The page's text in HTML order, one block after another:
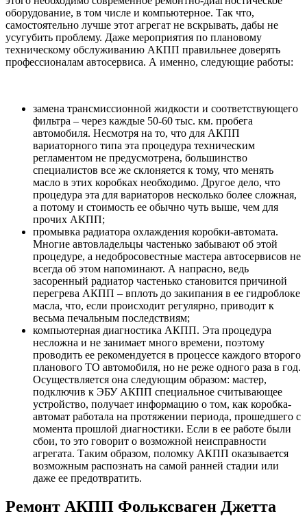
оборудование, в том числе и компьютерное. Так что,
самостоятельно лучше этот агрегат не вскрывать, дабы не
усугубить проблему. Даже мероприятия по плановому
техническому обслуживанию АКПП правильнее доверять
профессионалам автосервиса. А именно, следующие работы:
замена трансмиссионной жидкости и соответствующего
фильтра – через каждые 50-60 тыс. км. пробега
автомобиля. Несмотря на то, что для АКПП
вариаторного типа эта процедура техническим
регламентом не предусмотрена, большинство
специалистов все же склоняется к тому, что менять
масло в этих коробках необходимо. Другое дело, что
процедура эта для вариаторов несколько более сложная,
а потому и стоимость ее обычно чуть выше, чем для
прочих АКПП;
промывка радиатора охлаждения коробки-автомата.
Многие автовладельцы частенько забывают об этой
процедуре, а недобросовестные мастера автосервисов не
всегда об этом напоминают. А напрасно, ведь
засоренный радиатор частенько становится причиной
перегрева АКПП – вплоть до закипания в ее гидроблоке
масла, что, если происходит регулярно, приводит к
весьма печальным последствиям;
компьютерная диагностика АКПП. Эта процедура
несложна и не занимает много времени, поэтому
проводить ее рекомендуется в процессе каждого второго
планового ТО автомобиля, но не реже одного раза в год.
Осуществляется она следующим образом: мастер,
подключив к ЭБУ АКПП специальное считывающее
устройство, получает информацию о том, как коробка-
автомат работала на протяжении периода, прошедшего с
момента прошлой диагностики. Если в ее работе были
сбои, то это говорит о возможной неисправности
агрегата. Таким образом, поломку АКПП оказывается
возможным распознать на самой ранней стадии или
даже ее предотвратить.
Ремонт АКПП Фольксваген Джетта